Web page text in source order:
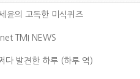
윤의 고독한 미식퀴즈
TMI NEWS
다 발견한 하루 (하루 역)